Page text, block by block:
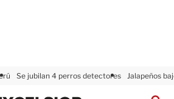
Se jubilan 4 perros detectores Jalapeños